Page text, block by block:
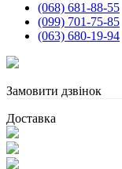
(068) 681-88-55
(099) 701-75-85
(063) 680-19-94
Замовити дзвінок
Доставка